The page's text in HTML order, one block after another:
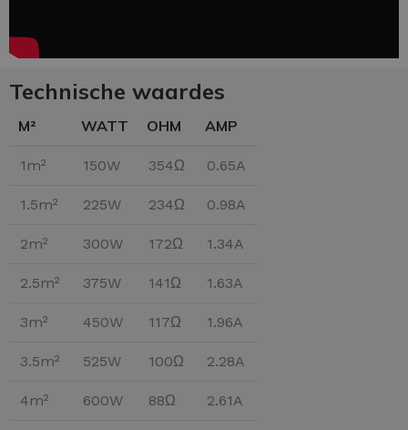
Technische waardes
M² WATT OHM AMP
1m² 150W 354Ω 0.65A
1.5m² 225W 234Ω 0.98A
2m² 300W 172Ω 1.34A
2.5m² 375W 141Ω 1.63A
3m² 450W 117Ω 1.96A
3.5m² 525W 100Ω 2.28A
4m² 600W 88Ω 2.61A